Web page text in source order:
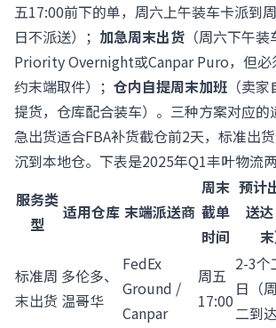
五17:00前下的单，周六上午装车卡派到
日不派送）； 加急周末出货 （周六下午
Priority Overnight或Canpar Puro，但必
约末端取件）； 仓内自提周末加班 （卖
提货，仓库配合装车）。三种方案对应的
急出货适合FBA补货截仓前2天，标准出
沉到本地仓。下表是2025年Q1丰叶物流
服务类
型
适用仓库 末端派送商
周末
截单
时间
预计
送
末
标准周
末出货
多伦多、
温哥华
FedEx
Ground /
Canpar
周五
17:00
2-3个
日（
二到达